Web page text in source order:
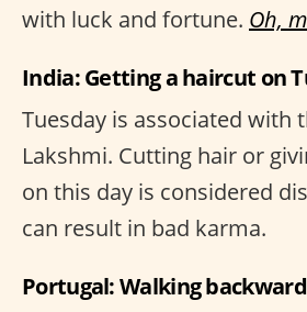
with luck and fortune. Oh,
India: Getting a haircut on
Tuesday is associated with
Lakshmi. Cutting hair or
on this day is considered
can result in bad karma.
Portugal: Walking